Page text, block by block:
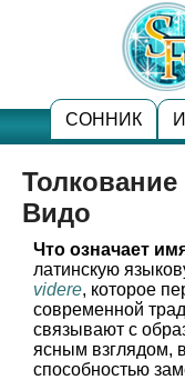
СОННИК
Видо
Что означает
латинскую
videre, которое
современной
связывают с
ясным взглядом,
способностью